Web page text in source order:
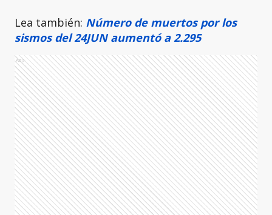
Lea también: Número de muertos por los
sismos del 24JUN aumentó a 2.295
Ads